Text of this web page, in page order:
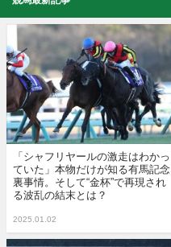
「シャフリヤールの激走はわかっ
ていた」本物だけが知る有馬記念
裏事情。そして“金杯”で再現され
る波乱の結末とは？
2025.01.02